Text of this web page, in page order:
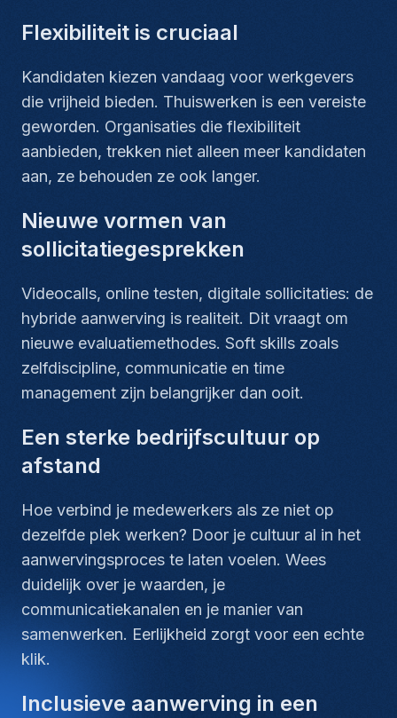
Flexibiliteit is cruciaal
Kandidaten kiezen vandaag voor werkgevers
die vrijheid bieden. Thuiswerken is een vereiste
geworden. Organisaties die flexibiliteit
aanbieden, trekken niet alleen meer kandidaten
aan, ze behouden ze ook langer.
Nieuwe vormen van
sollicitatiegesprekken
Videocalls, online testen, digitale sollicitaties: de
hybride aanwerving is realiteit. Dit vraagt om
nieuwe evaluatiemethodes. Soft skills zoals
zelfdiscipline, communicatie en time
management zijn belangrijker dan ooit.
Een sterke bedrijfscultuur op
afstand
Hoe verbind je medewerkers als ze niet op
dezelfde plek werken? Door je cultuur al in het
aanwervingsproces te laten voelen. Wees
duidelijk over je waarden, je
communicatiekanalen en je manier van
samenwerken. Eerlijkheid zorgt voor een echte
klik.
Inclusieve aanwerving in een